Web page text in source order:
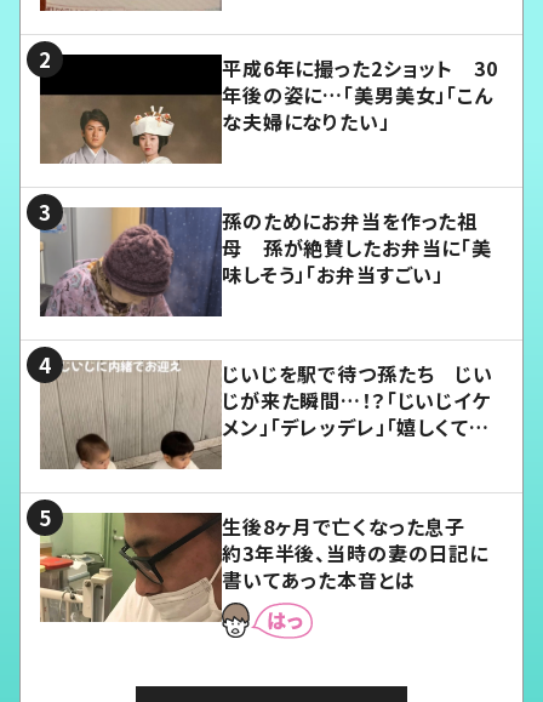
平成6年に撮った2ショット 30
年後の姿に…「美男美女」「こん
な夫婦になりたい」
孫のためにお弁当を作った祖
母 孫が絶賛したお弁当に「美
味しそう」「お弁当すごい」
じいじを駅で待つ孫たち じい
じが来た瞬間…！？「じいじイケ
メン」「デレッデレ」「嬉しくて可
生後8ヶ月で亡くなった息子
約3年半後、当時の妻の日記に
書いてあった本音とは